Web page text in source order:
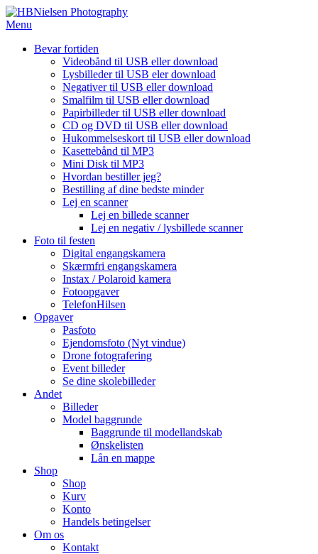
Spring
til
Menu
Bevar fortiden
Videobånd til USB eller download
Lysbilleder til USB eler download
Negativer til USB eller download
Smalfilm til USB eller download
Papirbilleder til USB eller download
CD og DVD til USB eller download
Hukommelseskort til USB eller download
Kasettebånd til MP3
Mini Disk til MP3
Hvordan bestiller jeg?
Bestilling af dine bedste minder
Lej en scanner
Lej en billede scanner
Lej en negativ / lysbillede scanner
Foto til festen
Digital engangskamera
Skærmfri engangskamera
Instax / Polaroid kamera
Fotoopgaver
TelefonHilsen
Opgaver
Pasfoto
Ejendomsfoto (Nyt vindue)
Drone fotografering
Event billeder
Se dine skolebilleder
Andet
Billeder
Model baggrunde
Baggrunde til modellandskab
Ønskelisten
Lån en mappe
Shop
Shop
Kurv
Konto
Handels betingelser
Om os
Kontakt